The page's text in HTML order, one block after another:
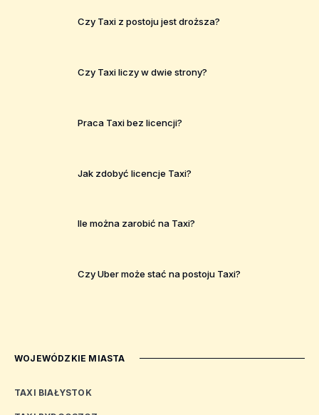
Czy Taxi z postoju jest droższa?
Czy Taxi liczy w dwie strony?
Praca Taxi bez licencji?
Jak zdobyć licencje Taxi?
Ile można zarobić na Taxi?
Czy Uber może stać na postoju Taxi?
WOJEWÓDZKIE MIASTA
TAXI BIAŁYSTOK